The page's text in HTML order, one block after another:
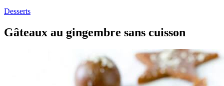
Desserts
Gâteaux au gingembre sans cuisson